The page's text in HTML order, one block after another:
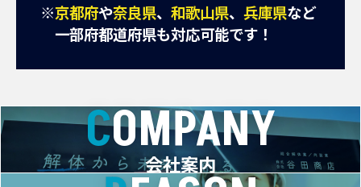
※京都府や奈良県、 和歌山県、 兵庫県など
一部府都道府県も対応可能です！
COMPANY
会社案内